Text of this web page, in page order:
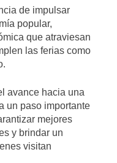
de impulsar
popular,
que atraviesan
las ferias como
avance hacia una
un paso importante
mejores
y brindar un
visitan